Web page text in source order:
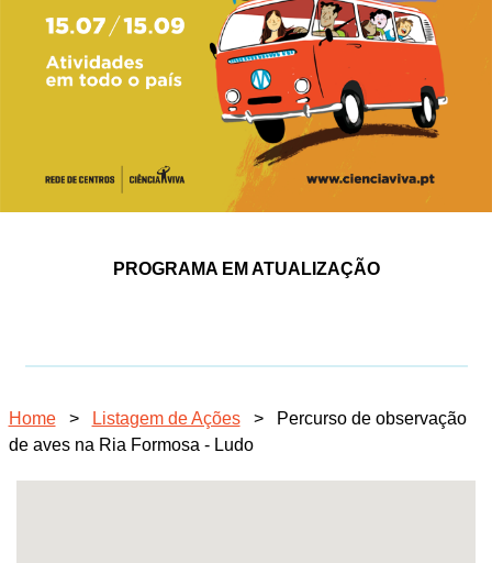
PROGRAMA EM ATUALIZAÇÃO
Home > Listagem de Ações >
Percurso de observação
de aves na Ria Formosa - Ludo